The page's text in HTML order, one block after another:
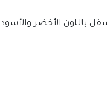
باللون الأخضر والأسود